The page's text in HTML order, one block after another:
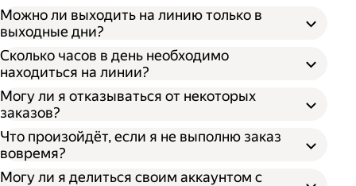
Можно ли выходить на линию только в
выходные дни?
Сколько часов в день необходимо
находиться на линии?
Могу ли я отказываться от некоторых
заказов?
Что произойдёт, если я не выполню заказ
вовремя?
Могу ли я делиться своим аккаунтом с